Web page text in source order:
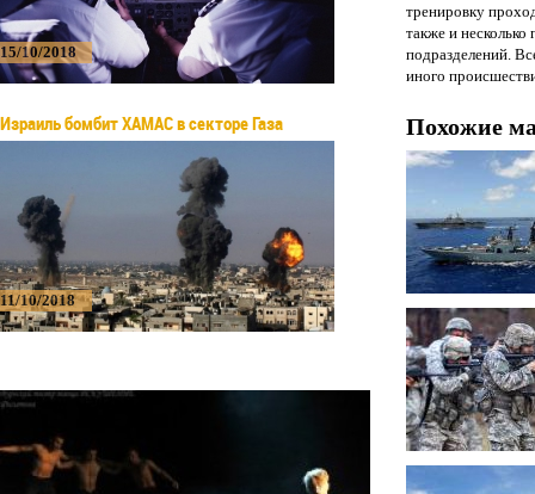
15/10/2018
Израиль бомбит ХАМАС в секторе Газа
11/10/2018
тренировку
также и
подразделений.
иного
Похожие